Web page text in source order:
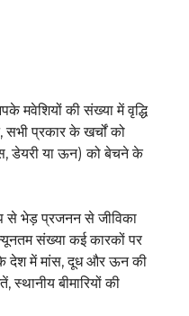
मवेशियों की संख्या में वृद्धि
प्रकार के खर्चों को
डेयरी या ऊन) को बेचने के
से भेड़ प्रजनन से जीविका
संख्या कई कारकों पर
देश में मांस, दूध और ऊन की
बीमारियों की